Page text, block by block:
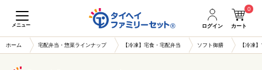
メニュー ログイン カート
0
ホーム 宅配弁当・惣菜ラインナップ 【冷凍】宅食・宅配弁当 ソフト御膳 【冷凍